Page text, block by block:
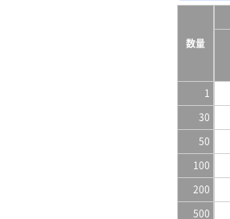
数量
1
30
50
100
200
500